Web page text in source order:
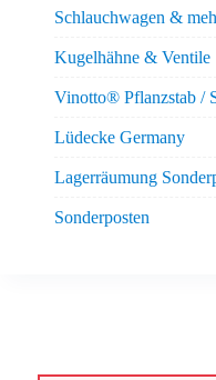
Schlauchwagen &
Kugelhähne & Ventile
Vinotto® Pflanzstab /
Lüdecke Germany
Lagerräumung
Sonderposten